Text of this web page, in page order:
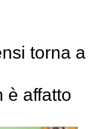
torna a
è affatto